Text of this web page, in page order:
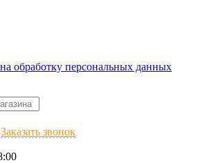
обработку персональных данных
Заказать звонок